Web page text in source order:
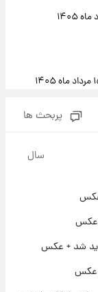
در تولید سایپا؛
پربحث ها
سال
عکس
عکس
عکس